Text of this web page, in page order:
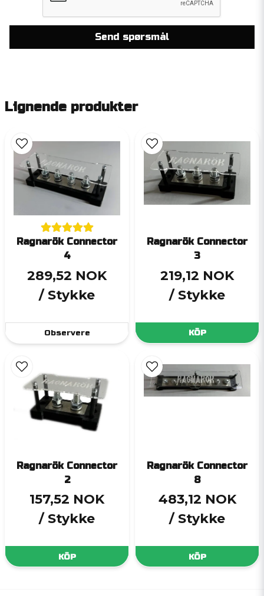
Send spørsmål
Lignende produkter
Ragnarök Connector
4
289,52 NOK
/ Stykke
Observere
Ragnarök Connector
3
219,12 NOK
/ Stykke
KÖP
Ragnarök Connector
2
157,52 NOK
/ Stykke
KÖP
Ragnarök Connector
8
483,12 NOK
/ Stykke
KÖP